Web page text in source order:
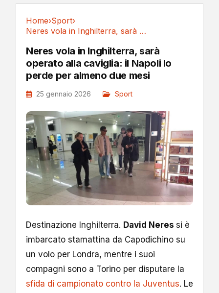
Home›Sport›
Neres vola in Inghilterra, sarà operato alla...
Neres vola in Inghilterra, sarà
operato alla caviglia: il Napoli lo
perde per almeno due mesi
25 gennaio 2026 Sport
Destinazione Inghilterra. David Neres si è
imbarcato stamattina da Capodichino su
un volo per Londra, mentre i suoi
compagni sono a Torino per disputare la
sfida di campionato contro la Juventus. Le